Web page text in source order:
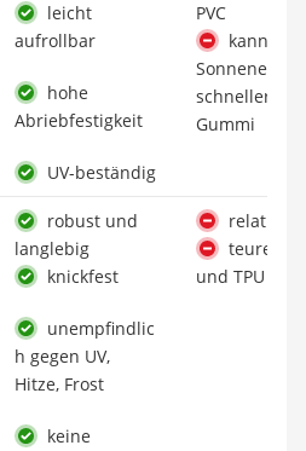
leicht
aufrollbar
hohe
Abriebfestigkeit
UV-beständig
PVC
kann bei
schneller
Gummi
robust und
langlebig
knickfest
unempfindlic
h gegen UV,
Hitze, Frost
keine
relativ
teurer als
und TPU